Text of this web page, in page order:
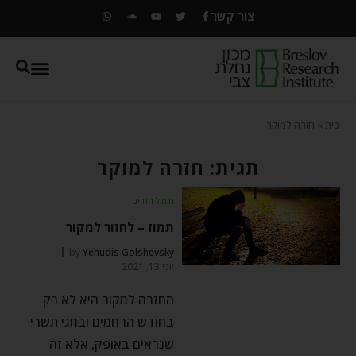
צור קשר
בית חזרה למוקר
תגית: חזרה למוקר
מעגל החיים
תמוז – לחזור למקור
byYehudis Golshevsky
יוני 13, 2021
החזרה למקור היא לא רק
בחודש הרחמים ובחגי תשרי
שנראים באופק, אלא זה